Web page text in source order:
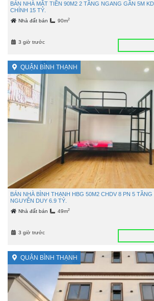
BÁN NHÀ MẶT TIỀN 90M2 2 TẦNG NGANG GẦN 5M
CHÍNH 15 TỶ.
Nhà đất bán 90m2
3 giờ trước
QUẬN BÌNH THẠNH
BÁN NHÀ BÌNH THẠNH HBG 50M2 CHDV 8 PN 5 TẦNG
NGUYỄN DUY 6.9 TỶ.
Nhà đất bán 49m2
3 giờ trước
QUẬN BÌNH THẠNH